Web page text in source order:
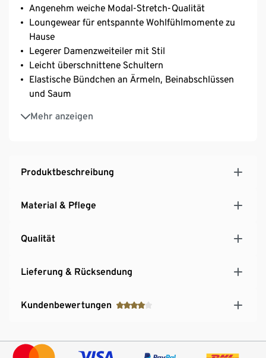
Angenehm weiche Modal-Stretch-Qualität
Loungewear für entspannte Wohlfühlmomente zu
Hause
Legerer Damenzweiteiler mit Stil
Leicht überschnittene Schultern
Elastische Bündchen an Ärmeln, Beinabschlüssen
und Saum
Mehr anzeigen
Hose mit seitlichen Taschen und Bündchen am
Beinabschluss
Mit Elasthan: formbeständig, perfekter Sitz, hoher
Produktbeschreibung
Material & Pflege
Qualität
Lieferung & Rücksendung
Kundenbewertungen